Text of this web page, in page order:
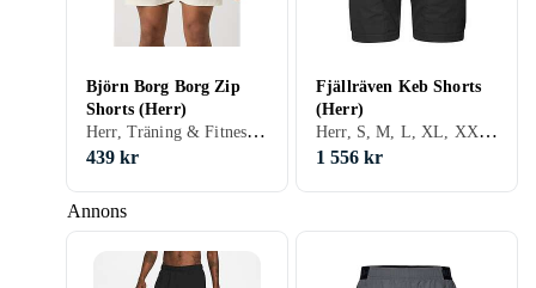
Annons
Björn Borg Borg Zip
Shorts (Herr)
Herr, Träning & Fitness, S, M, L, XL, XXL, Svart, Vit, Grön, Beige, Rosa
439 kr
Fjällräven Keb Shorts
(Herr)
Herr, S, M, L, XL, XXL, XS, Svart, Grå, Brun, Blå, Röd, Orange, Grön
1 556 kr